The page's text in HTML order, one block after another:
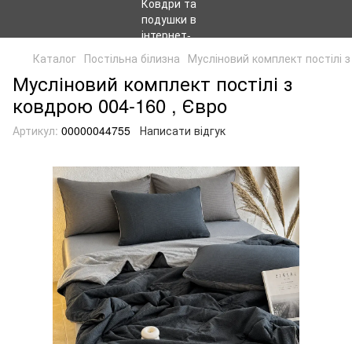
Каталог Постільна білизна Мусліновий комплект постілі
Мусліновий комплект постілі з
ковдрою 004-160 , Євро
Артикул: 00000044755 Написати відгук